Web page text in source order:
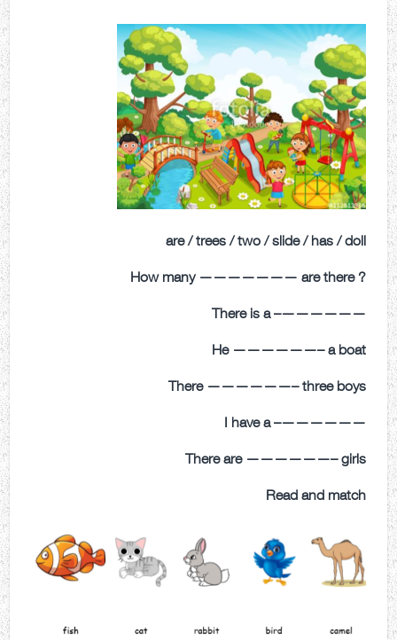
are / trees / two / slide / has / doll
? How many ——————— are there
——————– There is a
He ——————– a boat
There ——————– three boys
——————– I have a
There are ——————– girls
Read and match